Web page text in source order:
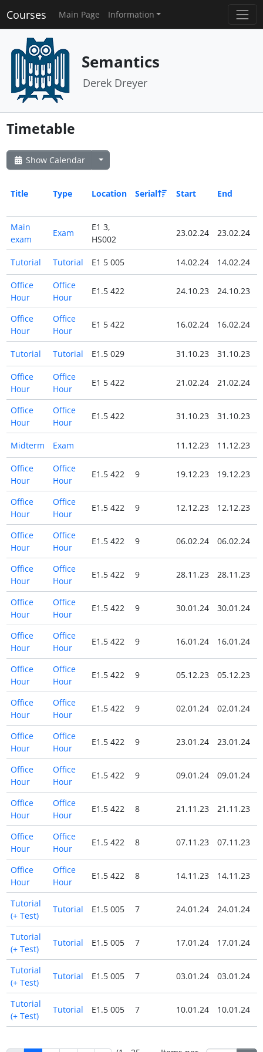
Courses Main Page Information
Semantics
Derek Dreyer
Timetable
Show Calendar
Title Type Location Serial Start End
Main
exam
Exam
E1 3,
HS002
23.02.24 23.02.24
Tutorial Tutorial E1 5 005 14.02.24 14.02.24
Office
Hour
Office
Hour
E1.5 422 24.10.23 24.10.23
Office
Hour
Office
Hour
E1 5 422 16.02.24 16.02.24
Tutorial Tutorial E1.5 029 31.10.23 31.10.23
Office
Hour
Office
Hour
E1 5 422 21.02.24 21.02.24
Office
Hour
Office
Hour
E1.5 422 31.10.23 31.10.23
Midterm Exam 11.12.23 11.12.23
Office
Hour
Office
Hour
E1.5 422 9 19.12.23 19.12.23
Office
Hour
Office
Hour
E1.5 422 9 12.12.23 12.12.23
Office
Hour
Office
Hour
E1.5 422 9 06.02.24 06.02.24
Office
Hour
Office
Hour
E1.5 422 9 28.11.23 28.11.23
Office
Hour
Office
Hour
E1.5 422 9 30.01.24 30.01.24
Office
Hour
Office
Hour
E1.5 422 9 16.01.24 16.01.24
Office
Hour
Office
Hour
E1.5 422 9 05.12.23 05.12.23
Office
Hour
Office
Hour
E1.5 422 9 02.01.24 02.01.24
Office
Hour
Office
Hour
E1.5 422 9 23.01.24 23.01.24
Office
Hour
Office
Hour
E1.5 422 9 09.01.24 09.01.24
Office
Hour
Office
Hour
E1.5 422 8 21.11.23 21.11.23
Office
Hour
Office
Hour
E1.5 422 8 07.11.23 07.11.23
Office
Hour
Office
Hour
E1.5 422 8 14.11.23 14.11.23
Tutorial
(+ Test)
Tutorial E1.5 005 7 24.01.24 24.01.24
Tutorial
(+ Test)
Tutorial E1.5 005 7 17.01.24 17.01.24
Tutorial
(+ Test)
Tutorial E1.5 005 7 03.01.24 03.01.24
Tutorial
(+ Test)
Tutorial E1.5 005 7 10.01.24 10.01.24